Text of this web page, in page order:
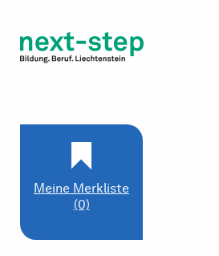
Beratung & Unterstützung
Meine Merkliste
(0)